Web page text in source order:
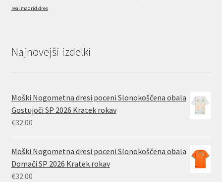
real madrid dres
Najnovejši izdelki
Moški Nogometna dresi poceni Slonokoščena obala
Gostujoči SP 2026 Kratek rokav
€32.00
Moški Nogometna dresi poceni Slonokoščena obala
Domači SP 2026 Kratek rokav
€32.00